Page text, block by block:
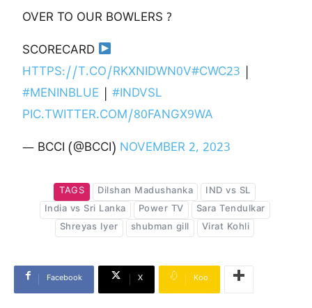
OVER TO OUR BOWLERS ?
SCORECARD
HTTPS://T.CO/RKXNIDWN0V#CWC23
#MENINBLUE |#INDVSL
PIC.TWITTER.COM/80FANGX9WA
— BCCI (@BCCI) NOVEMBER 2, 2023
TAGS Dilshan Madushanka
IND vs SL
India vs Sri Lanka
Power TV
Sara Tendulkar
Shreyas Iyer
shubman gill Virat Kohli
Facebook X Koo